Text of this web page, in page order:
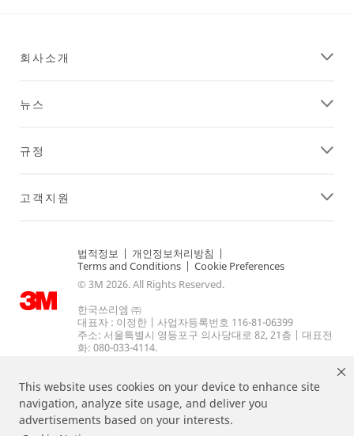
This website uses cookies on your device to enhance site
navigation, analyze site usage, and deliver you
advertisements based on your interests.
회사소개
뉴스
규정
고객지원
법적정보 | 개인정보처리방침 |
Terms and Conditions | Cookie Preferences
© 3M 2026. All Rights Reserved.
한국쓰리엠 ㈜
대표자 : 이정한 | 사업자등록번호 116-81-06399
주소: 서울특별시 영등포구 의사당대로 82, 21층 | 대표전
화: 080-033-4114.